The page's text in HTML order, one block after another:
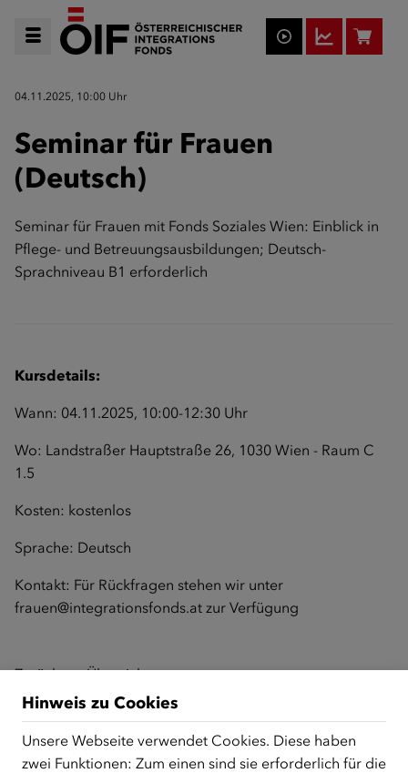
04.11.2025, 10:00 Uhr
Seminar für Frauen
(Deutsch)
Seminar für Frauen mit Fonds Soziales Wien: Einblick in
Pflege- und Betreuungsausbildungen; Deutsch-
Sprachniveau B1 erforderlich
Kursdetails:
Wann: 04.11.2025, 10:00-12:30 Uhr
Wo: Landstraßer Hauptstraße 26, 1030 Wien - Raum C
1.5
Kosten: kostenlos
Sprache: Deutsch
Kontakt: Für Rückfragen stehen wir unter
frauen@integrationsfonds.at zur Verfügung
Zurück zur Übersicht
ÜBER UNS
Hinweis zu Cookies
Unsere Webseite verwendet Cookies. Diese haben
zwei Funktionen: Zum einen sind sie erforderlich für die